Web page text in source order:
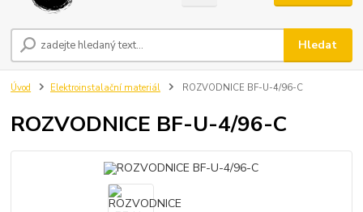
Hledat
Úvod Elektroinstalační materiál ROZVODNICE BF-U-4/96-C
ROZVODNICE BF-U-4/96-C